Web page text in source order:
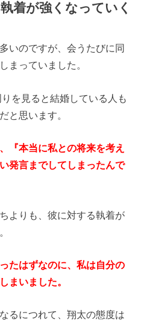
着が強くなっていく
いのですが、会うたびに同
まっていました。
を見ると結婚している人も
と思います。
『本当に私との将来を考え
発言までしてしまったんで
よりも、彼に対する執着が
たはずなのに、私は自分の
まいました。
るにつれて、翔太の態度は